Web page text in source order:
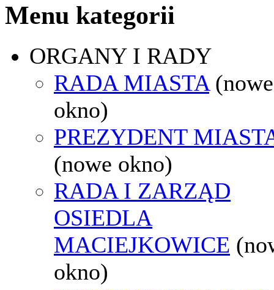
Menu kategorii
ORGANY I RADY
RADA MIASTA (nowe
okno)
PREZYDENT
(nowe okno)
RADA I ZARZĄD
OSIEDLA
MACIEJKOWICE
okno)